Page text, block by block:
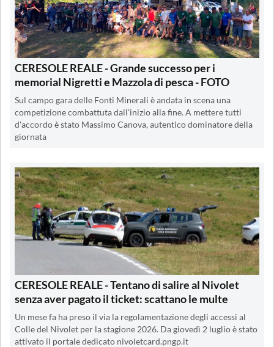
CERESOLE REALE - Grande successo per i
memorial Nigretti e Mazzola di pesca - FOTO
Sul campo gara delle Fonti Minerali è andata in scena una
competizione combattuta dall'inizio alla fine. A mettere tutti
d'accordo è stato Massimo Canova, autentico dominatore della
giornata
CERESOLE REALE - Tentano di salire al Nivolet
senza aver pagato il ticket: scattano le multe
Un mese fa ha preso il via la regolamentazione degli accessi al
Colle del Nivolet per la stagione 2026. Da giovedì 2 luglio è stato
attivato il portale dedicato nivoletcard.pngp.it